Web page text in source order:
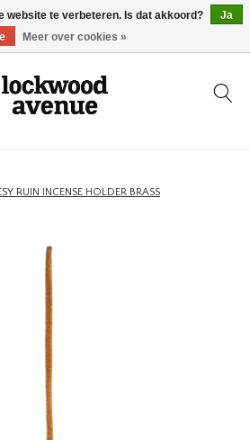
RUIN INCENSE HOLDER BRASS
website te verbeteren. Is dat akkoord?
Ja
Meer over cookies »